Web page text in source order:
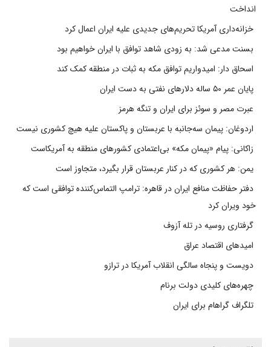
انداخت
خزانه‌داری آمریکا تحریم‌های جدیدی علیه ایران اعمال کرد
بسنت مدعی شد: به زودی شاهد توافق با ایران خواهیم بود
اسحاق دار: امیدواریم توافق مکه به ثبات در منطقه کمک کند
پایان عمر ۵۰ ساله دلارهای نفتی به دست ایران
عبرت مصر و سوئز برای ایران و تنگه هرمز
اردوغان: پیمان سه‌جانبه با عربستان و پاکستان علیه هیچ کشوری نیست
زاکانی: پیام «پیمان مکه» بی‌اعتمادی کشورهای منطقه به آمریکاست
یمن: هر کشوری که در کنار عربستان قرار بگیرد، متجاوز است
دفتر حفاظت منافع ایران در قاهره: ترامپ التماس‌کننده توافقی است که
خود ویران کرد
گرفتاری روسیه در تله آزوف
امیدهای اقتصاد عراق
دویست و پنجاه سالگی انقلاب آمریکا در ترازو
چهره‌های کلیدی دولت برنام
تلگراف گراهام برای ایران